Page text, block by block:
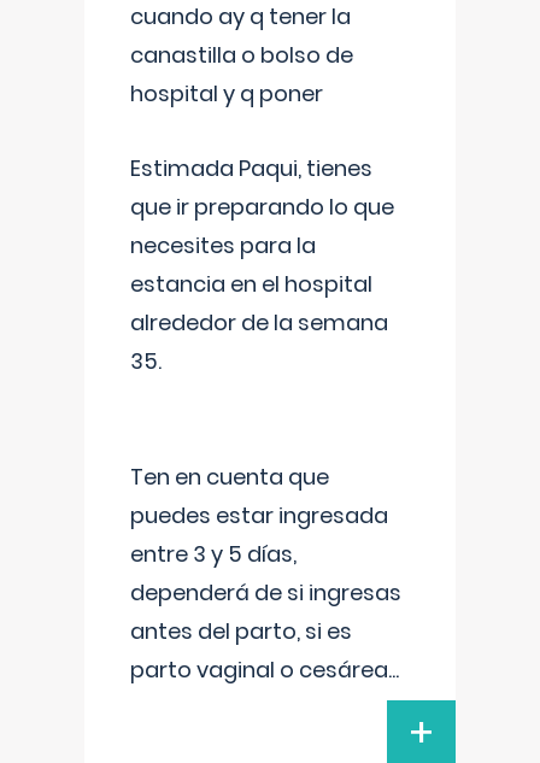
cuando ay q tener la
canastilla o bolso de
hospital y q poner
Estimada Paqui, tienes
que ir preparando lo que
necesites para la
estancia en el hospital
alrededor de la semana
35.
Ten en cuenta que
puedes estar ingresada
entre 3 y 5 días,
dependerá de si ingresas
antes del parto, si es
parto vaginal o cesárea...
+